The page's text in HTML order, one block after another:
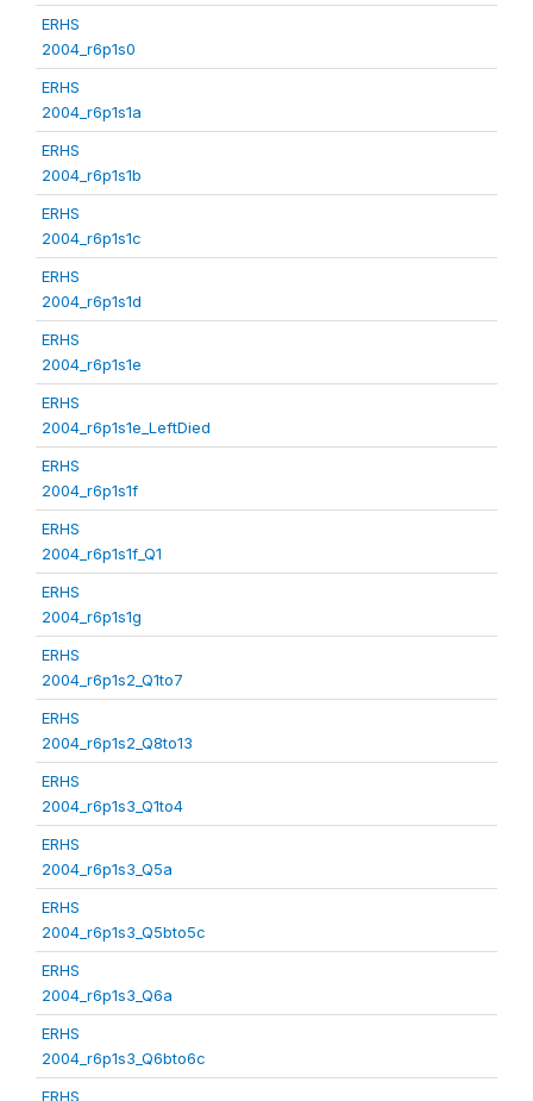
ERHS
2004_r6p1s0
ERHS
2004_r6p1s1a
ERHS
2004_r6p1s1b
ERHS
2004_r6p1s1c
ERHS
2004_r6p1s1d
ERHS
2004_r6p1s1e
ERHS
2004_r6p1s1e_LeftDied
ERHS
2004_r6p1s1f
ERHS
2004_r6p1s1f_Q1
ERHS
2004_r6p1s1g
ERHS
2004_r6p1s2_Q1to7
ERHS
2004_r6p1s2_Q8to13
ERHS
2004_r6p1s3_Q1to4
ERHS
2004_r6p1s3_Q5a
ERHS
2004_r6p1s3_Q5bto5c
ERHS
2004_r6p1s3_Q6a
ERHS
2004_r6p1s3_Q6bto6c
ERHS